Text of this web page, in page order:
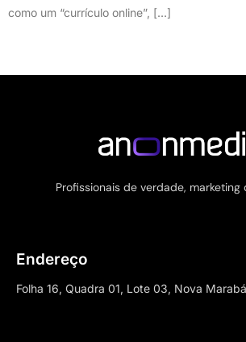
como um “currículo online”, […]
Profissionais de verdade, marketing
Endereço
Folha 16, Quadra 01, Lote 03, Nova